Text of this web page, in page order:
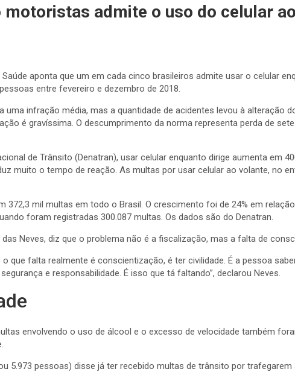
motoristas admite o uso do celular ao
aponta que um em cada cinco brasileiros admite usar o celular
entre fevereiro e dezembro de 2018.
uma infração média, mas a quantidade de acidentes levou à alteração
é gravíssima. O descumprimento da norma representa perda de
de Trânsito (Denatran), usar celular enquanto dirige aumenta em
muito o tempo de reação. As multas por usar celular ao volante, no
372,3 mil multas em todo o Brasil. O crescimento foi de 24% em
foram registradas 300.087 multas. Os dados são do Denatran.
Neves, diz que o problema não é a fiscalização, mas a falta de
que falta realmente é conscientização, é ter civilidade. É a pessoa
e responsabilidade. É isso que tá faltando”, declarou Neves.
envolvendo o uso de álcool e o excesso de velocidade também
5.973 pessoas) disse já ter recebido multas de trânsito por trafegarem